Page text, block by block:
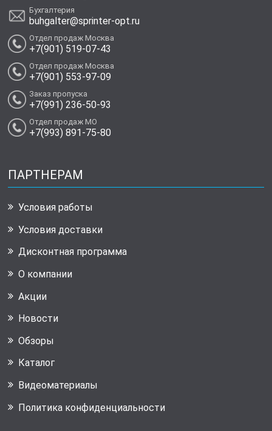
Бухгалтерия
buhgalter@sprinter-opt.ru
Отдел продаж Москва
+7(901) 519-07-43
Отдел продаж Москва
+7(901) 553-97-09
Заказ пропуска
+7(991) 236-50-93
Отдел продаж МО
+7(993) 891-75-80
ПАРТНЕРАМ
Условия работы
Условия доставки
Дисконтная программа
О компании
Акции
Новости
Обзоры
Каталог
Видеоматериалы
Политика конфиденциальности